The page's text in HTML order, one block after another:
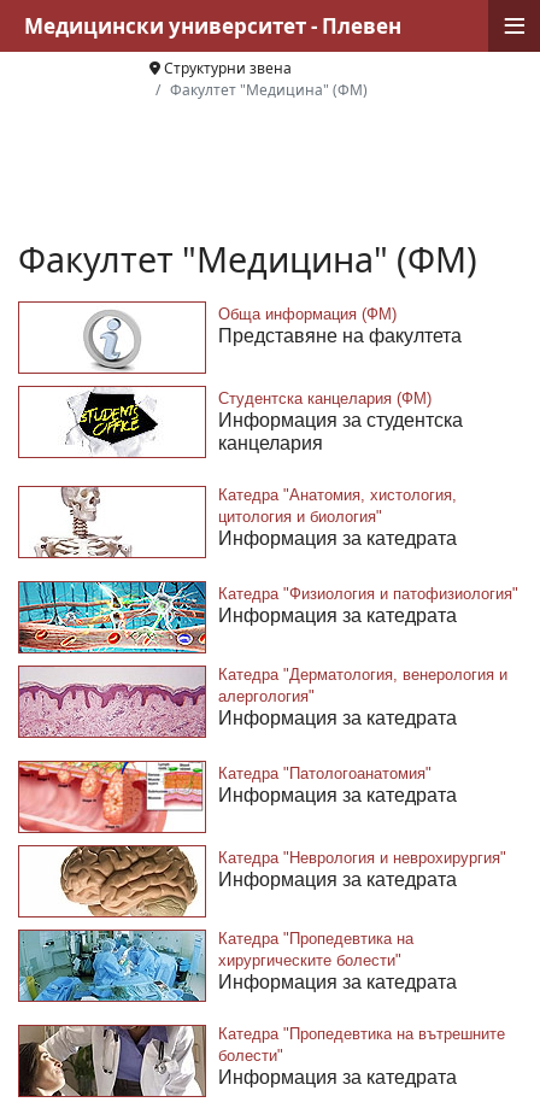
Структурни звена
Факултет "Медицина" (ФМ)
Факултет "Медицина" (ФМ)
Обща информация (ФМ)
Представяне на факултета
Студентска канцелария (ФМ)
Информация за студентска
канцелария
Катедра "Анатомия, хистология,
цитология и биология"
Информация за катедрата
Катедра "Физиология и патофизиология"
Информация за катедрата
Катедра "Дерматология, венерология и
алергология"
Информация за катедрата
Катедра "Патологоанатомия"
Информация за катедрата
Катедра "Неврология и неврохирургия"
Информация за катедрата
Катедра "Пропедевтика на
хирургическите болести"
Информация за катедрата
Катедра "Пропедевтика на вътрешните
болести"
Информация за катедрата
Медицински университет - Плевен ≡